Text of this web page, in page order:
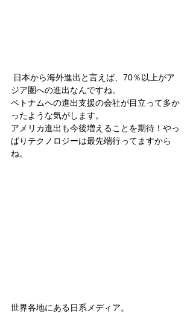
ジア圏への進出なんですね。
ベトナムへの進出支援の会社が目立って多か
ったような気がします。
アメリカ進出も今後増えることを期待！やっ
ぱりテクノロジーは最先端行ってますから
ね。
世界各地にある日系メディア。